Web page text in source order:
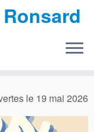
le 19 mai 2026